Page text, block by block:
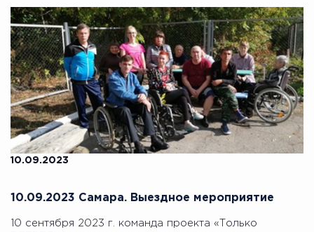
10.09.2023
10.09.2023 Самара. Выездное мероприятие
10 сентября 2023 г. команда проекта «Только